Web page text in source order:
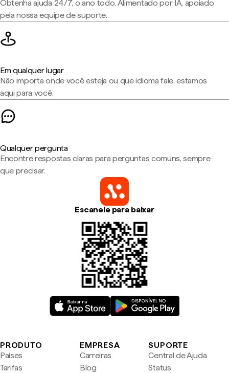
Obtenha ajuda 24/7, o ano todo. Alimentado por IA, apoiado
pela nossa equipe de suporte.
Em qualquer lugar
Não importa onde você esteja ou que idioma fale, estamos
aqui para você.
Qualquer pergunta
Encontre respostas claras para perguntas comuns, sempre
que precisar.
Escaneie para baixar
PRODUTO
Países
Tarifas
EMPRESA
Carreiras
Blog
SUPORTE
Central de Ajuda
Status